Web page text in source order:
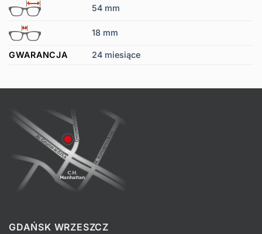
54 mm
18 mm
GWARANCJA 24 miesiące
GDAŃSK WRZESZCZ